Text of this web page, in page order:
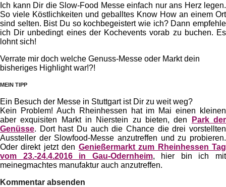
Ich kann Dir die Slow-Food Messe einfach nur ans Herz legen.
So viele Köstlichkeiten und geballtes Know How an einem Ort
sind selten. Bist Du so kochbegeistert wie ich? Dann empfehle
ich Dir unbedingt eines der Kochevents vorab zu buchen. Es
lohnt sich!
Verrate mir doch welche Genuss-Messe oder Markt dein
bisheriges Highlight war!?!
MEIN TIPP
Ein Besuch der Messe in Stuttgart ist Dir zu weit weg?
Kein Problem! Auch Rheinhessen hat im Mai einen kleinen
aber exquisiten Markt in Nierstein zu bieten, den
Park der
Genüsse. Dort hast Du auch die Chance die drei vorstellten
Aussteller der Slowfood-Messe anzutreffen und zu probieren.
Oder direkt jetzt den Genießermarkt zum Rheinhessen Tag
vom 23.-24.4.2016 in Gau-Odernheim, hier bin ich mit
meinegmachtes manufaktur auch anzutreffen.
Kommentar absenden